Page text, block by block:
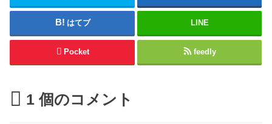
はてブ LINE
Pocket feedly
1 個のコメント